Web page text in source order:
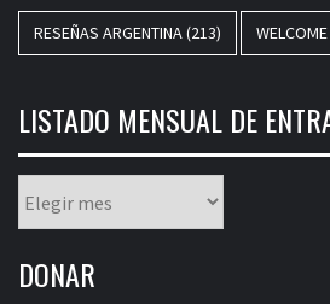
RESEÑAS ARGENTINA(213)
LISTADO MENSUAL DE
mensual
entradas
DONAR